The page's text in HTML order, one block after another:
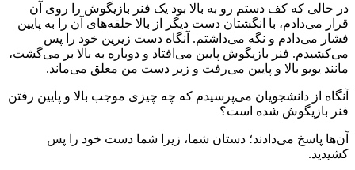
در حالی که کف دستم رو به بالا بود یک فنر بازیگوش را روی آن
قرار می‌دادم، با انگشتان دست دیگر از بالا حلقه‌های آن را به پایین
فشار می‌دادم و نگه می‌داشتم. آنگاه دست زیرین خود را پس
می‌کشیدم. فنر بازیگوش پایین می‌افتاد و دوباره به بالا بر می‌گشت،
مانند یویو بالا و پایین می‌رفت و زیر دست من معلق می‌ماند.
آنگاه از دانشجویان می‌پرسیدم که چه چیزی موجب بالا و پایین رفتن
فنر بازیگوش شده است؟
آن‌ها پاسخ می‌دادند؛ دستان شما، زیرا شما دست خود را پس
کشیدید.